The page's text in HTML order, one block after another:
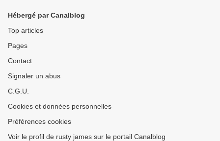
Hébergé par Canalblog
Top articles
Pages
Contact
Signaler un abus
C.G.U.
Cookies et données personnelles
Préférences cookies
Voir le profil de rusty james sur le portail Canalblog